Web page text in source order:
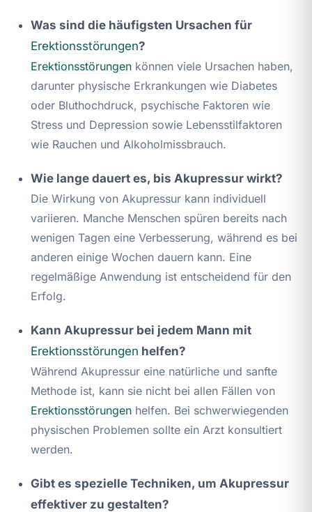
Was sind die häufigsten Ursachen für
Erektionsstörungen?
Erektionsstörungen können viele Ursachen haben,
darunter physische Erkrankungen wie Diabetes
oder Bluthochdruck, psychische Faktoren wie
Stress und Depression sowie Lebensstilfaktoren
wie Rauchen und Alkoholmissbrauch.
Wie lange dauert es, bis Akupressur wirkt?
Die Wirkung von Akupressur kann individuell
variieren. Manche Menschen spüren bereits nach
wenigen Tagen eine Verbesserung, während es bei
anderen einige Wochen dauern kann. Eine
regelmäßige Anwendung ist entscheidend für den
Erfolg.
Kann Akupressur bei jedem Mann mit
Erektionsstörungen helfen?
Während Akupressur eine natürliche und sanfte
Methode ist, kann sie nicht bei allen Fällen von
Erektionsstörungen helfen. Bei schwerwiegenden
physischen Problemen sollte ein Arzt konsultiert
werden.
Gibt es spezielle Techniken, um Akupressur
effektiver zu gestalten?